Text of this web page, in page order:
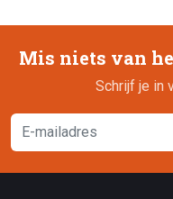
Mis niets van
Schrijf je in